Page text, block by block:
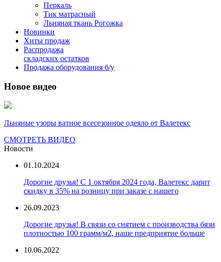
Перкаль
Тик матрасный
Льняная ткань Рогожка
Новинки
Хиты продаж
Распродажа
складских остатков
Продажа оборудования б/у
Новое видео
Льняные узоры ватное всесезонное одеяло от Валетекс
СМОТРЕТЬ ВИДЕО
Новости
01.10.2024
Дорогие друзья! С 1 октября 2024 года, Валетекс дарит
скидку в 35% на розницу при заказе с нашего
26.09.2023
Дорогие друзья! В связи со снятием с производства бязи
плотностью 100 грамм/м2, наше предприятие больше
10.06.2022